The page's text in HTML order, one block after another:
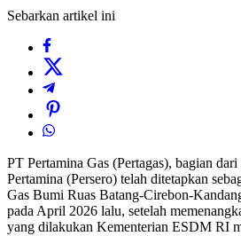
Sebarkan artikel ini
PT Pertamina Gas (Pertagas), bagian
Pertamina (Persero) telah ditetapkan
Gas Bumi Ruas Batang-Cirebon-
pada April 2026 lalu, setelah
yang dilakukan Kementerian ESDM RI